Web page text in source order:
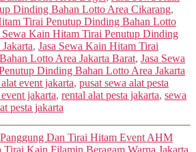
Dinding Bahan Lotto Area Cikarang,
Tirai Penutup Dinding Bahan Lotto
Sewa Kain Hitam Tirai Penutup Dinding
, Jasa Sewa Kain Hitam Tirai
Lotto Area Jakarta Barat, Jasa Sewa
Dinding Bahan Lotto Area Jakarta
event jakarta, pusat sewa alat pesta
jakarta, rental alat pesta jakarta, sewa
pesta jakarta
Categories
Dan Tirai Hitam Event AHM
Tirai Kain Filamin Beragam Warna Jakarta